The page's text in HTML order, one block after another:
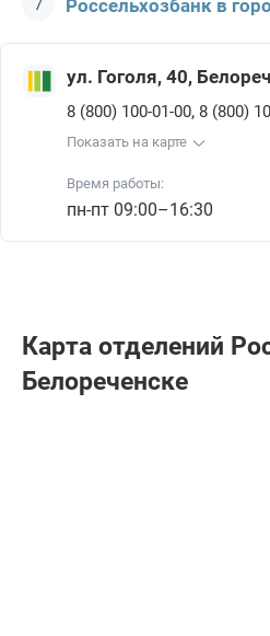
Россельхозбанк в
ул. Гоголя, 40,
8 (800) 100-01-00, 8 (800)
Показать на карте
Время работы:
пн-пт 09:00–16:30
Карта отделений
Белореченске